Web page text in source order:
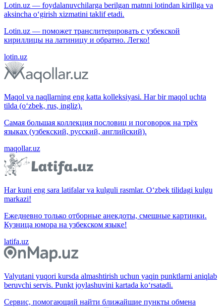
Lotin.uz — foydalanuvchilarga berilgan matnni lotindan kirillga va
aksincha o‘girish xizmatini taklif etadi.
Lotin.uz — поможет транслитерировать с узбекской
кириллицы на латиницу и обратно. Легко!
lotin.uz
Maqol va naqllarning eng katta kolleksiyasi. Har bir maqol uchta
tilda (o‘zbek, rus, ingliz).
Самая большая коллекция пословиц и поговорок на трёх
языках (узбекский, русский, английский).
maqollar.uz
Har kuni eng sara latifalar va kulguli rasmlar. O‘zbek tilidagi kulgu
markazi!
Ежедневно только отборные анекдоты, смешные картинки.
Кузница юмора на узбекском языке!
latifa.uz
Valyutani yuqori kursda almashtirish uchun yaqin punktlarni aniqlab
beruvchi servis. Punkt joylashuvini kartada ko‘rsatadi.
Сервис, помогающий найти ближайшие пункты обмена